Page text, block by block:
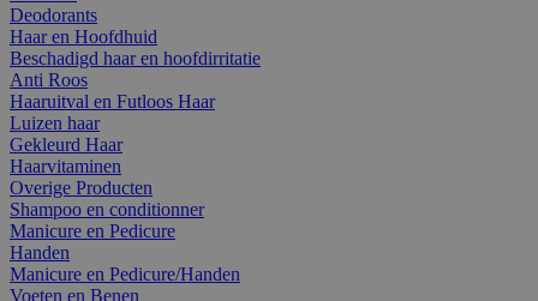
Deodorants
Haar en Hoofdhuid
Beschadigd haar en hoofdirritatie
Anti Roos
Haaruitval en Futloos Haar
Luizen haar
Gekleurd Haar
Haarvitaminen
Overige Producten
Shampoo en conditionner
Manicure en Pedicure
Handen
Manicure en Pedicure/Handen
Voeten en Benen